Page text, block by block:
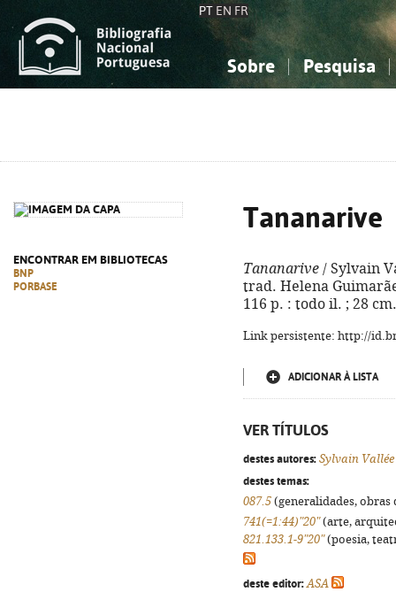
PT EN FR
Sobre Pesquisa
ENCONTRAR EM BIBLIOTECAS
BNP
PORBASE
Tananarive
Tananarive / Sylvain
trad. Helena
116 p. : todo il. ; 28
Link persistente: http://
ADICIONAR À LISTA
VER TÍTULOS
destes autores: Sylvain Vallée
destes temas:
087.5 (generalidades,
741(=1:44)"20"(arte,
821.133.1-9"20"(poesia,
deste editor: ASA